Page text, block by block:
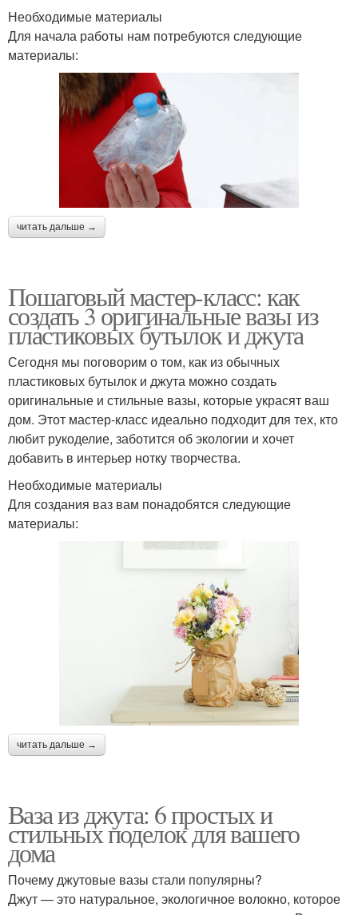
Необходимые материалы
Для начала работы нам потребуются следующие
материалы:
читать дальше →
Пошаговый мастер-класс: как
создать 3 оригинальные вазы из
пластиковых бутылок и джута
Сегодня мы поговорим о том, как из обычных
пластиковых бутылок и джута можно создать
оригинальные и стильные вазы, которые украсят ваш
дом. Этот мастер-класс идеально подходит для тех, кто
любит рукоделие, заботится об экологии и хочет
добавить в интерьер нотку творчества.
Необходимые материалы
Для создания ваз вам понадобятся следующие
материалы:
читать дальше →
Ваза из джута: 6 простых и
стильных поделок для вашего
дома
Почему джутовые вазы стали популярны?
Джут — это натуральное, экологичное волокно, которое